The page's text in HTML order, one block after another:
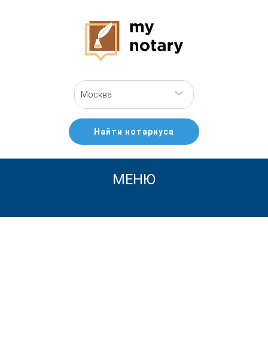
Москва
Найти нотариуса
МЕНЮ